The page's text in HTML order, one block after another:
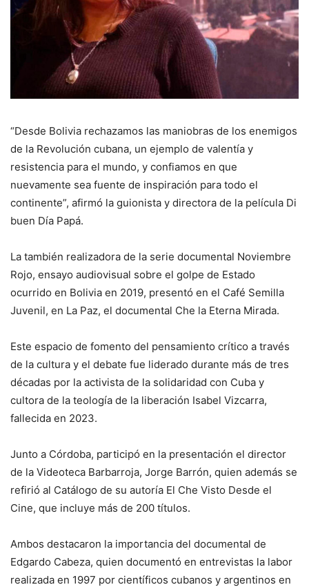
“Desde Bolivia rechazamos las maniobras de los enemigos
de la Revolución cubana, un ejemplo de valentía y
resistencia para el mundo, y confiamos en que
nuevamente sea fuente de inspiración para todo el
continente”, afirmó la guionista y directora de la película Di
buen Día Papá.
La también realizadora de la serie documental Noviembre
Rojo, ensayo audiovisual sobre el golpe de Estado
ocurrido en Bolivia en 2019, presentó en el Café Semilla
Juvenil, en La Paz, el documental Che la Eterna Mirada.
Este espacio de fomento del pensamiento crítico a través
de la cultura y el debate fue liderado durante más de tres
décadas por la activista de la solidaridad con Cuba y
cultora de la teología de la liberación Isabel Vizcarra,
fallecida en 2023.
Junto a Córdoba, participó en la presentación el director
de la Videoteca Barbarroja, Jorge Barrón, quien además se
refirió al Catálogo de su autoría El Che Visto Desde el
Cine, que incluye más de 200 títulos.
Ambos destacaron la importancia del documental de
Edgardo Cabeza, quien documentó en entrevistas la labor
realizada en 1997 por científicos cubanos y argentinos en